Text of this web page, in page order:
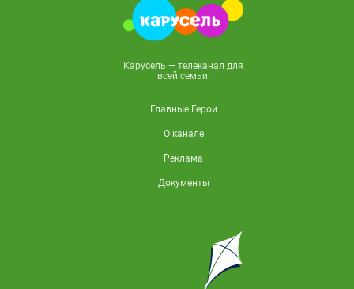
Карусель — телеканал для
всей семьи.
Главные Герои
О канале
Реклама
Документы